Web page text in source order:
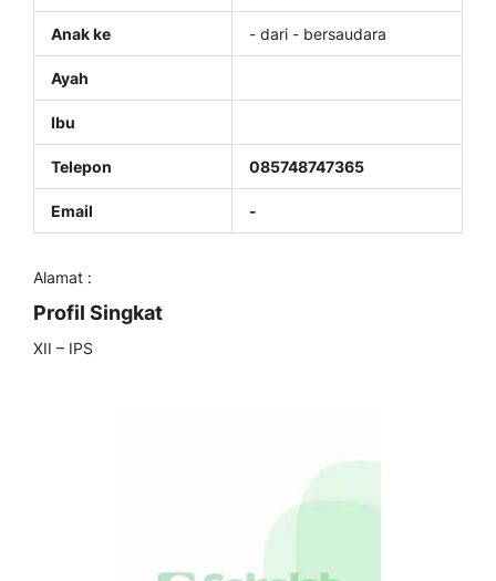
Anak ke - dari - bersaudara
Ayah
Ibu
Telepon 085748747365
Email -
Alamat :
Profil Singkat
XII – IPS